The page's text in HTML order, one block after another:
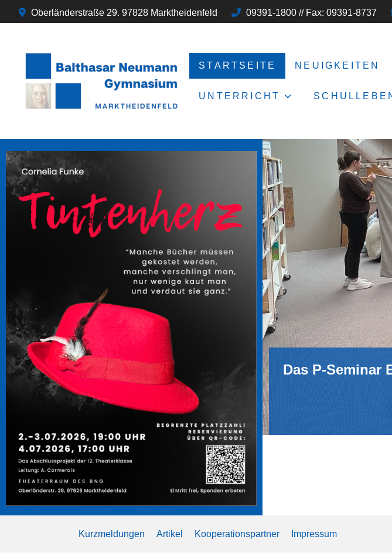
Oberländerstraße 29. 97828 Marktheidenfeld 09391-1800 // Fax: 09391-8737
STARTSEITE NEUIGKEITEN
UNTERRICHT
Das P-Seminar
Kurzmeldungen Artikel Kooperationspartner Impressum